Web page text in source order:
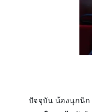
ปัจจุบัน น้องนุกนิก